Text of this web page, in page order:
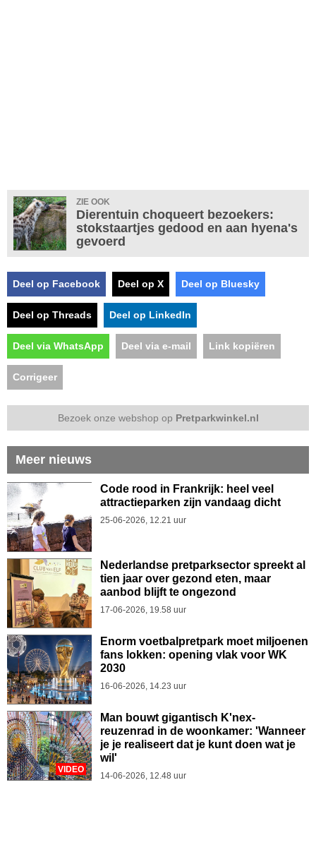
ZIE OOK
Dierentuin choqueert bezoekers:
stokstaartjes gedood en aan hyena's
gevoerd
Deel op Facebook Deel op X Deel op Bluesky
Deel op Threads Deel op LinkedIn
Deel via WhatsApp Deel via e-mail Link kopiëren
Corrigeer
Bezoek onze webshop op Pretparkwinkel.nl
Meer nieuws
Code rood in Frankrijk: heel veel
attractieparken zijn vandaag dicht
25-06-2026, 12.21 uur
Nederlandse pretparksector spreekt al
tien jaar over gezond eten, maar
aanbod blijft te ongezond
17-06-2026, 19.58 uur
Enorm voetbalpretpark moet miljoenen
fans lokken: opening vlak voor WK
2030
16-06-2026, 14.23 uur
VIDEO
Man bouwt gigantisch K'nex-
reuzenrad in de woonkamer: 'Wanneer
je je realiseert dat je kunt doen wat je
wil'
14-06-2026, 12.48 uur